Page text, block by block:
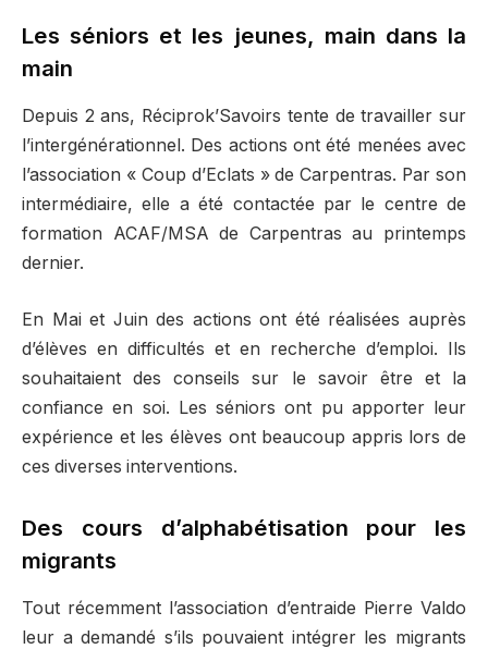
Les séniors et les jeunes, main dans la
main
Depuis 2 ans, Réciprok’Savoirs tente de travailler sur
l’intergénérationnel. Des actions ont été menées avec
l’association « Coup d’Eclats » de Carpentras. Par son
intermédiaire, elle a été contactée par le centre de
formation ACAF/MSA de Carpentras au printemps
dernier.
En Mai et Juin des actions ont été réalisées auprès
d’élèves en difficultés et en recherche d’emploi. Ils
souhaitaient des conseils sur le savoir être et la
confiance en soi. Les séniors ont pu apporter leur
expérience et les élèves ont beaucoup appris lors de
ces diverses interventions.
Des cours d’alphabétisation pour les
migrants
Tout récemment l’association d’entraide Pierre Valdo
leur a demandé s’ils pouvaient intégrer les migrants